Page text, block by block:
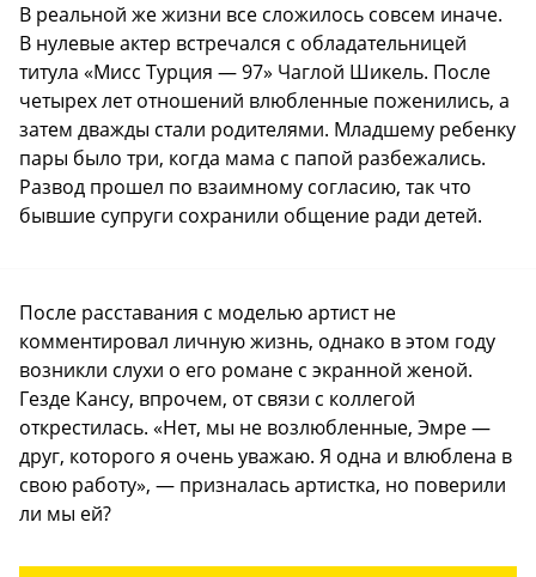
В реальной же жизни все сложилось совсем иначе.
В нулевые актер встречался с обладательницей
титула «Мисс Турция — 97» Чаглой Шикель. После
четырех лет отношений влюбленные поженились, а
затем дважды стали родителями. Младшему ребенку
пары было три, когда мама с папой разбежались.
Развод прошел по взаимному согласию, так что
бывшие супруги сохранили общение ради детей.
После расставания с моделью артист не
комментировал личную жизнь, однако в этом году
возникли слухи о его романе с экранной женой.
Гезде Кансу, впрочем, от связи с коллегой
открестилась. «Нет, мы не возлюбленные, Эмре —
друг, которого я очень уважаю. Я одна и влюблена в
свою работу», — призналась артистка, но поверили
ли мы ей?